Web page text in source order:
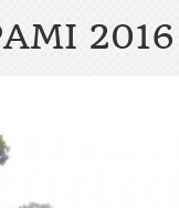
2016